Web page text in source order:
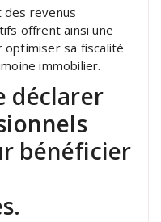
des revenus
offrent ainsi une
sa fiscalité
immobilier.
déclarer
bénéficier